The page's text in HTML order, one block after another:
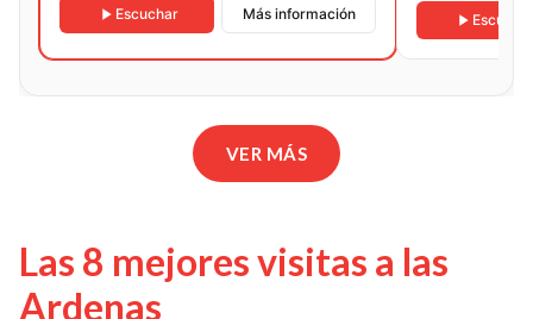
Escuchar Más información
VER MÁS
Las 8 mejores visitas a las
Ardenas